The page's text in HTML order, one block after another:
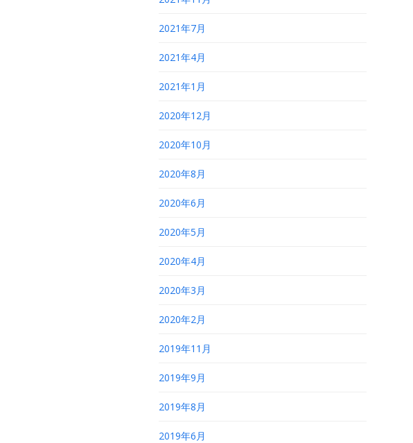
2021年7月
2021年4月
2021年1月
2020年12月
2020年10月
2020年8月
2020年6月
2020年5月
2020年4月
2020年3月
2020年2月
2019年11月
2019年9月
2019年8月
2019年6月